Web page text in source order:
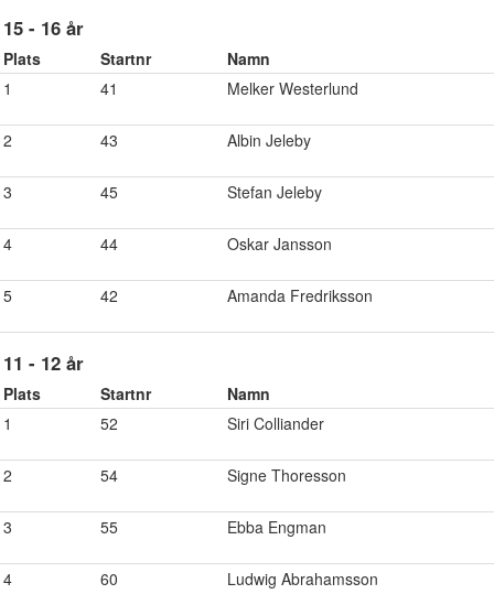
15 - 16 år
Plats Startnr
Namn
1
41 Melker Westerlund
2 43 Albin Jeleby
3 45 Stefan Jeleby
4 44 Oskar Jansson
5 42 Amanda Fredriksson
11 - 12 år
Plats Startnr
Namn
1
52 Siri Colliander
2 54 Signe Thoresson
3 55 Ebba Engman
4 60 Ludwig Abrahamsson